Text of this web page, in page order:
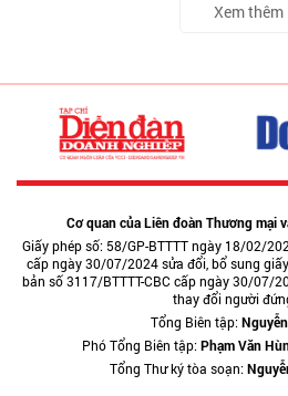
Xem thêm
Cơ quan của Liên đoàn Thương mại
Giấy phép số: 58/GP-BTTTT ngày 18/02/
cấp ngày 30/07/2024 sửa đổi, bổ sung
bản số 3117/BTTTT-CBC cấp ngày 30/07/
thay đổi người
Tổng Biên tập:
Phó Tổng Biên tập:Phạm Văn
Tổng Thư ký tòa soạn: